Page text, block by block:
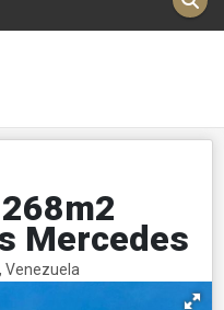
Mercedes
Venezuela